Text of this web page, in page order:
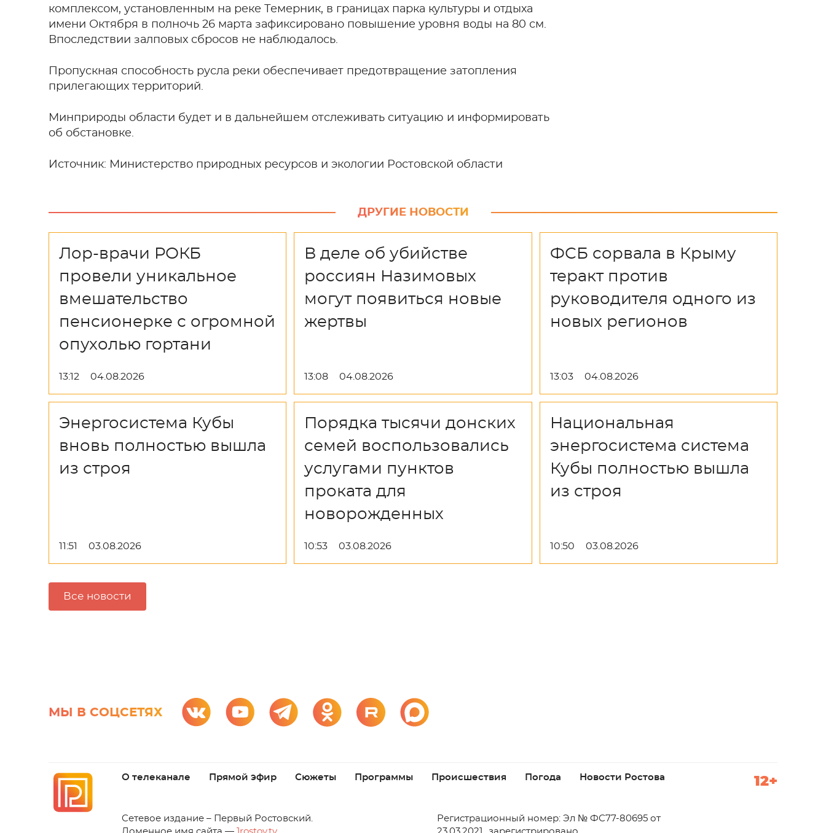
комплексом, установленным на реке Темерник, в границах парка культуры и отдыха
имени Октября в полночь 26 марта зафиксировано повышение уровня воды на 80 см.
Впоследствии залповых сбросов не наблюдалось.
Пропускная способность русла реки обеспечивает предотвращение затопления
прилегающих территорий.
Минприроды области будет и в дальнейшем отслеживать ситуацию и информировать
об обстановке.
Источник: Министерство природных ресурсов и экологии Ростовской области
ДРУГИЕ НОВОСТИ
Лор-врачи РОКБ
провели уникальное
вмешательство
пенсионерке с огромной
опухолью гортани
13:12 04.08.2026
В деле об убийстве
россиян Назимовых
могут появиться новые
жертвы
13:08 04.08.2026
ФСБ сорвала в Крыму
теракт против
руководителя одного из
новых регионов
13:03 04.08.2026
Энергосистема Кубы
вновь полностью вышла
из строя
11:51 03.08.2026
Порядка тысячи донских
семей воспользовались
услугами пунктов
проката для
новорожденных
10:53 03.08.2026
Национальная
энергосистема система
Кубы полностью вышла
из строя
10:50 03.08.2026
Все новости
МЫ В СОЦСЕТЯХ
О телеканале Прямой эфир Сюжеты Программы Происшествия Погода Новости Ростова 12+
Cетевое издание – Первый Ростовский.
Регистрационный номер: Эл № ФС77-80695 от